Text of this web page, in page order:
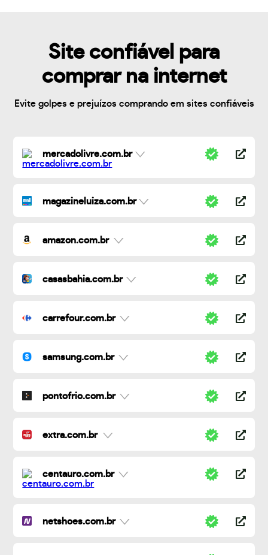
Site confiável para
comprar na internet
Evite golpes e prejuízos comprando em sites confiáveis
mercadolivre.com.br
magazineluiza.com.br
amazon.com.br
casasbahia.com.br
carrefour.com.br
samsung.com.br
pontofrio.com.br
extra.com.br
centauro.com.br
netshoes.com.br